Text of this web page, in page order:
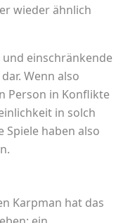
wieder ähnlich
einschränkende
Wenn also
Person in Konflikte
in solch
Spiele haben also
Karpman hat das